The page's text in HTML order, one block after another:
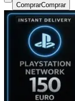
ComprarComprar